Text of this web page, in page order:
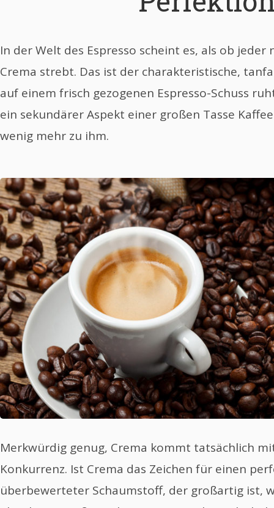
In der Welt des Espresso scheint es, als ob
Crema strebt. Das ist der charakteristische,
auf einem frisch gezogenen Espresso-Schuss
ein sekundärer Aspekt einer großen Tasse
wenig mehr zu ihm.
Merkwürdig genug, Crema kommt tatsächlich
Konkurrenz. Ist Crema das Zeichen für einen
überbewerteter Schaumstoff, der großartig ist,